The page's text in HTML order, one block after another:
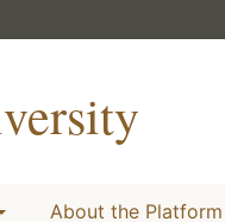
About the Platform